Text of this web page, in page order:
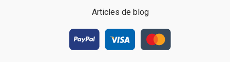
Articles de blog